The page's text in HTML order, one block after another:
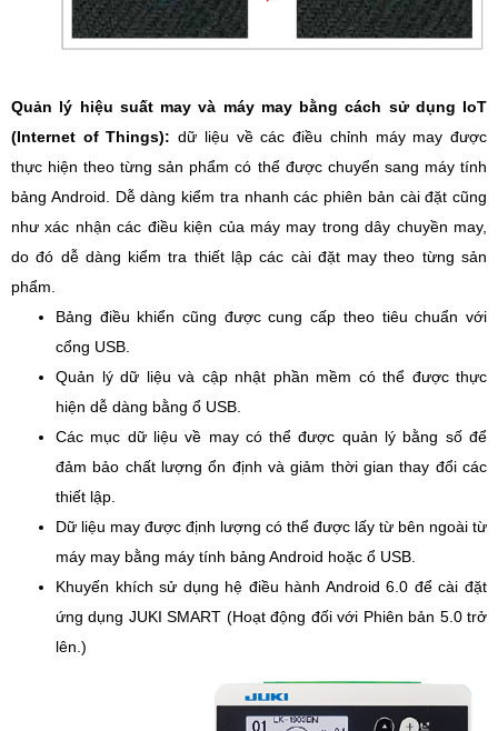
Quản lý hiệu suất may và máy may bằng cách sử dụng IoT
(Internet of Things): dữ liệu về các điều chỉnh máy may được
thực hiện theo từng sản phẩm có thể được chuyển sang máy tính
bảng Android. Dễ dàng kiểm tra nhanh các phiên bản cài đặt cũng
như xác nhận các điều kiện của máy may trong dây chuyền may,
do đó dễ dàng kiểm tra thiết lập các cài đặt may theo từng sản
phẩm.
Bảng điều khiển cũng được cung cấp theo tiêu chuẩn với
cổng USB.
Quản lý dữ liệu và cập nhật phần mềm có thể được thực
hiện dễ dàng bằng ổ USB.
Các mục dữ liệu về may có thể được quản lý bằng số để
đảm bảo chất lượng ổn định và giảm thời gian thay đổi các
thiết lập.
Dữ liệu may được định lượng có thể được lấy từ bên ngoài từ
máy may bằng máy tính bảng Android hoặc ổ USB.
Khuyến khích sử dụng hệ điều hành Android 6.0 để cài đặt
ứng dụng JUKI SMART (Hoạt động đối với Phiên bản 5.0 trở
lên.)